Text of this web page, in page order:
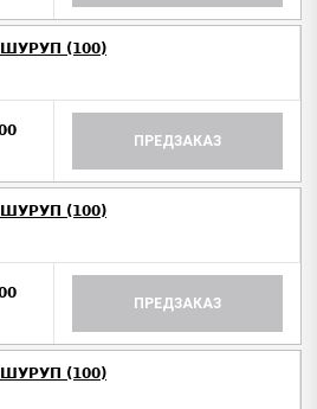
ШУРУП (100)
ПРЕДЗАКАЗ
ШУРУП (100)
ПРЕДЗАКАЗ
ШУРУП (100)